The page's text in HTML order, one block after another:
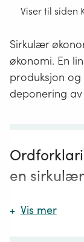
Viser til siden
Sirkulær
økonomi. En
produksjon
deponering
en
Ombrukbetyr
+ Vis mer